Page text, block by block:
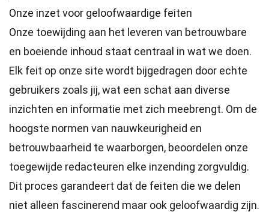
Onze inzet voor geloofwaardige feiten
Onze toewijding aan het leveren van betrouwbare
en boeiende inhoud staat centraal in wat we doen.
Elk feit op onze site wordt bijgedragen door echte
gebruikers zoals jij, wat een schat aan diverse
inzichten en informatie met zich meebrengt. Om de
hoogste normen van nauwkeurigheid en
betrouwbaarheid te waarborgen, beoordelen onze
toegewijde redacteuren elke inzending zorgvuldig.
Dit proces garandeert dat de feiten die we delen
niet alleen fascinerend maar ook geloofwaardig zijn.